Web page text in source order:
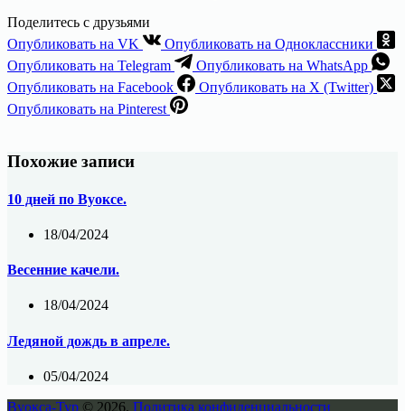
Поделитесь с друзьями
Опубликовать на VK
Опубликовать на Одноклассники
Опубликовать на Telegram
Опубликовать на WhatsApp
Опубликовать на Facebook
Опубликовать на X (Twitter)
Опубликовать на Pinterest
Похожие записи
10 дней по Вуоксе.
18/04/2024
Весенние качели.
18/04/2024
Ледяной дождь в апреле.
05/04/2024
Вуокса-Тур © 2026. Политика конфиденциальности